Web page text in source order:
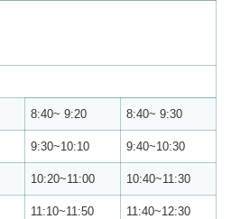
8:40~ 9:20 8:40~ 9:30
9:30~10:10 9:40~10:30
10:20~11:00 10:40~11:30
11:10~11:50 11:40~12:30